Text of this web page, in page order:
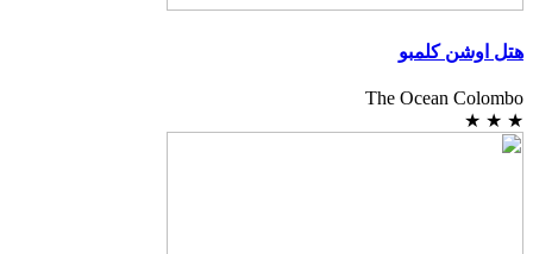
هتل اوشن کلمبو
The Ocean Colombo
★
★
★